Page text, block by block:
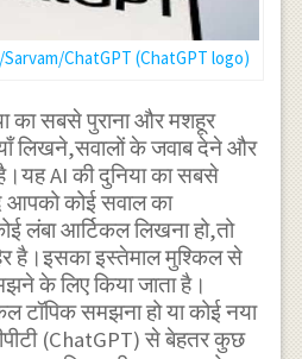
ChatGPT (ChatGPT logo)
का सबसे पुराना और मशहूर
लिखने,सवालों के जवाब देने और
AI की दुनिया का सबसे
आपको कोई सवाल का
लंबा आर्टिकल लिखना हो,तो
है।इसका इस्तेमाल मुश्किल से
के लिए किया जाता है।
टॉपिक समझना हो या कोई नया
(ChatGPT) से बेहतर कुछ